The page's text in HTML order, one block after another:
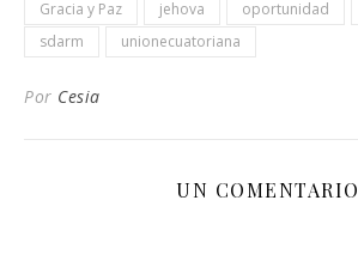
Gracia y Paz
jehova oportunidad
sdarm
unionecuatoriana
Por Cesia
UN COMENTARIO